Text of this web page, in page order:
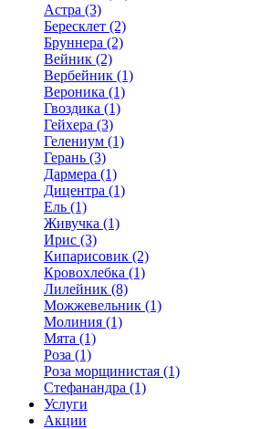
Астра (3)
Бересклет (2)
Бруннера (2)
Вейник (2)
Вербейник (1)
Вероника (1)
Гвоздика (1)
Гейхера (3)
Гелениум (1)
Герань (3)
Дармера (1)
Дицентра (1)
Ель (1)
Живучка (1)
Ирис (3)
Кипарисовик (2)
Кровохлебка (1)
Лилейник (8)
Можжевельник (1)
Молиния (1)
Мята (1)
Роза (1)
Роза морщинистая (1)
Стефанандра (1)
Услуги
Акции